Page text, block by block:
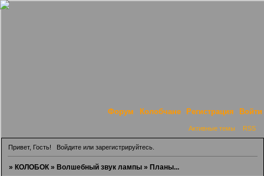
Форум Колобчане Регистрация Войти
Активные темы RSS
Привет, Гость! Войдитеили зарегистрируйтесь.
»КОЛОБОК »Волшебный звук лампы »Планы...